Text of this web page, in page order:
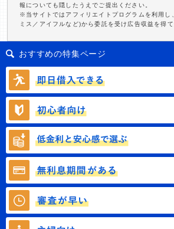
報についても隠したうえでご提出ください。
※当サイトではアフィリエイトプログラムを利用し
ミス／アイフルなど)から委託を受け広告収益を得て
おすすめの特集ページ